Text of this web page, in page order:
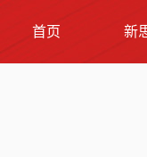
首页 新